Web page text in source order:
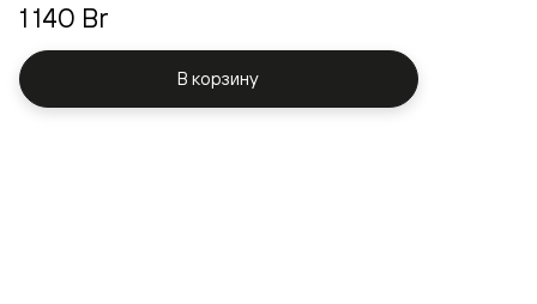
1 140 Br
В корзину